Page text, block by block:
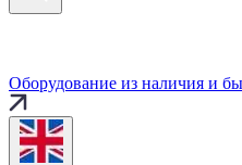
Оборудование из наличия и